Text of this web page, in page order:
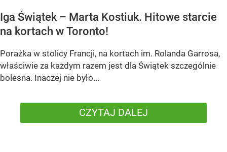
Iga Świątek – Marta Kostiuk. Hitowe starcie
na kortach w Toronto!
Porażka w stolicy Francji, na kortach im. Rolanda Garrosa,
właściwie za każdym razem jest dla Świątek szczególnie
bolesna. Inaczej nie było...
CZYTAJ DALEJ